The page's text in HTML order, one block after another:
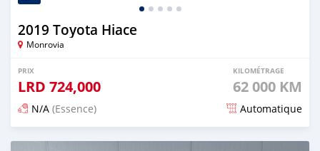
2019 Toyota Hiace
Monrovia
PRIX
LRD 724,000
KILOMÉTRAGE
62 000 KM
N/A (Essence) Automatique
Publié il y a 17 jours